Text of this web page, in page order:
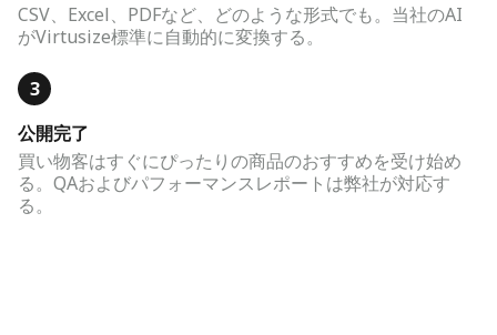
CSV、Excel、PDFなど、どのような形式でも。当社のAI
がVirtusize標準に自動的に変換する。
3
公開完了
買い物客はすぐにぴったりの商品のおすすめを受け始め
る。QAおよびパフォーマンスレポートは弊社が対応す
る。